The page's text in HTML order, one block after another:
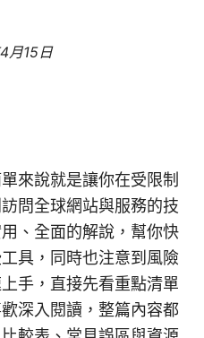
月15日
來說就是讓你在受限制
問全球網站與服務的技
、全面的解說，幫你快
具，同時也注意到風險
手，直接先看重點清單
深入閱讀，整篇內容都